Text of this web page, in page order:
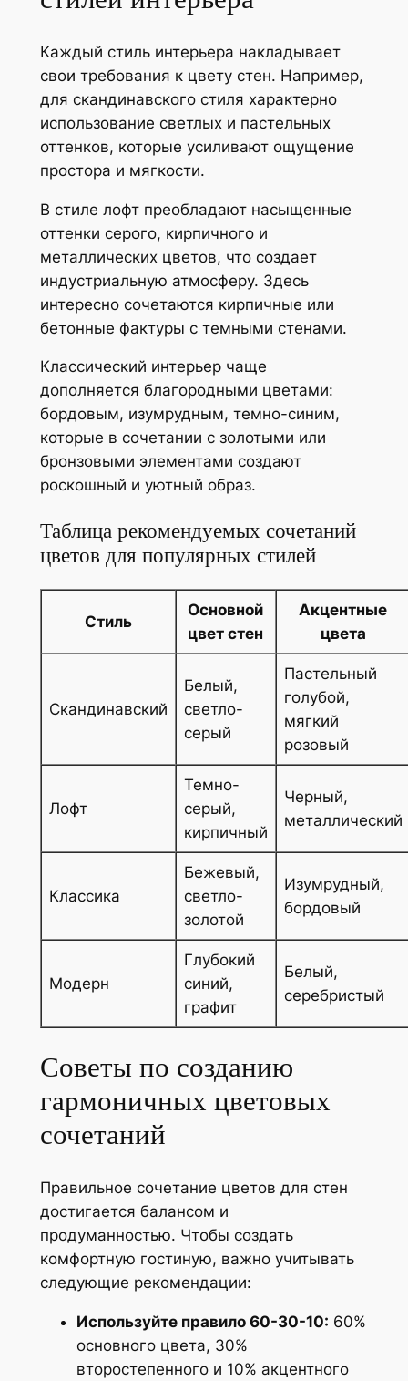
Каждый стиль интерьера накладывает
свои требования к цвету стен. Например,
для скандинавского стиля характерно
использование светлых и пастельных
оттенков, которые усиливают ощущение
простора и мягкости.
В стиле лофт преобладают насыщенные
оттенки серого, кирпичного и
металлических цветов, что создает
индустриальную атмосферу. Здесь
интересно сочетаются кирпичные или
бетонные фактуры с темными стенами.
Классический интерьер чаще
дополняется благородными цветами:
бордовым, изумрудным, темно-синим,
которые в сочетании с золотыми или
бронзовыми элементами создают
роскошный и уютный образ.
Таблица рекомендуемых сочетаний
цветов для популярных стилей
Стиль
Основной
цвет стен
Акцентные
цвета
Скандинавский
Белый,
светло-
серый
Пастельный
голубой,
мягкий
розовый
Лофт
Темно-
серый,
кирпичный
Черный,
металлический
Классика
Бежевый,
светло-
золотой
Изумрудный,
бордовый
Модерн
Глубокий
синий,
графит
Белый,
серебристый
Советы по созданию
гармоничных цветовых
сочетаний
Правильное сочетание цветов для стен
достигается балансом и
продуманностью. Чтобы создать
комфортную гостиную, важно учитывать
следующие рекомендации:
Используйте правило 60-30-10: 60%
основного цвета, 30%
второстепенного и 10% акцентного